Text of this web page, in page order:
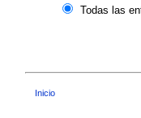
Todas las
Inicio